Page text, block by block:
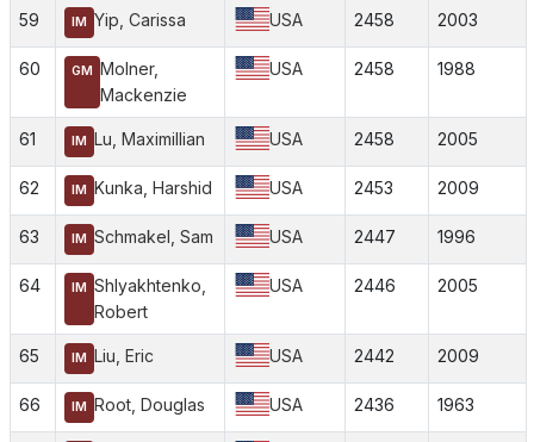
59 IM Yip, Carissa USA 2458 2003
60 GM Molner,
Mackenzie
USA 2458 1988
61 IM Lu, Maximillian USA 2458 2005
62 IM Kunka, Harshid USA 2453 2009
63 IM Schmakel, Sam USA 2447 1996
64 IM Shlyakhtenko,
Robert
USA 2446 2005
65 IM Liu, Eric USA 2442 2009
66 IM Root, Douglas USA 2436 1963